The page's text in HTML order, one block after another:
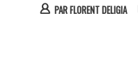
PARFLORENT DELIGIA